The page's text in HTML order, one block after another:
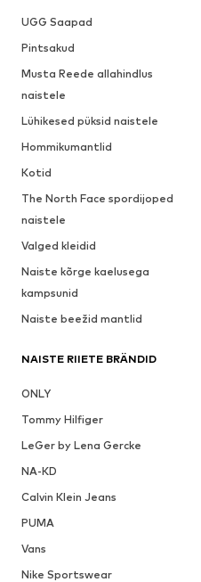
UGG Saapad
Pintsakud
Musta Reede allahindlus
naistele
Lühikesed püksid naistele
Hommikumantlid
Kotid
The North Face spordijoped
naistele
Valged kleidid
Naiste kõrge kaelusega
kampsunid
Naiste beežid mantlid
NAISTE RIIETE BRÄNDID
ONLY
Tommy Hilfiger
LeGer by Lena Gercke
NA-KD
Calvin Klein Jeans
PUMA
Vans
Nike Sportswear